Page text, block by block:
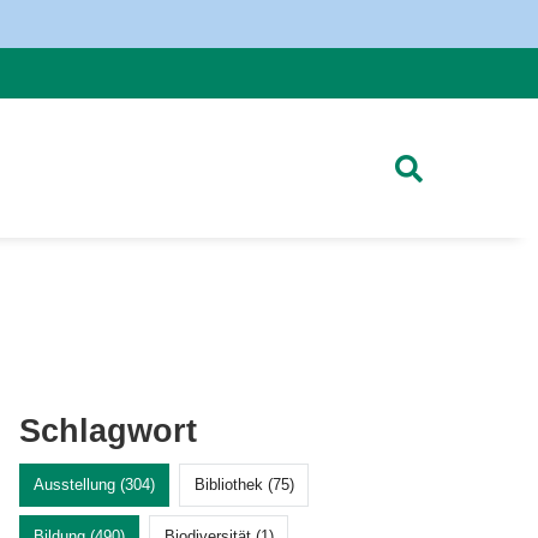
Schlagwort
Ausstellung (304) Bibliothek (75)